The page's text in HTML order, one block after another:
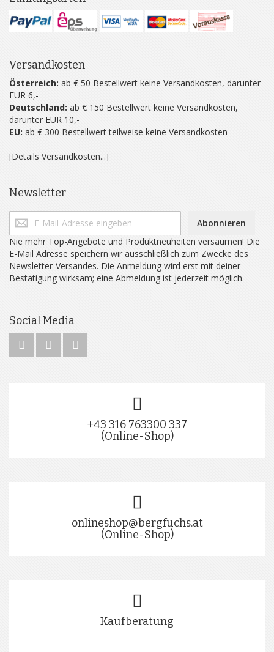
Versandkosten
Österreich: ab € 50 Bestellwert keine Versandkosten, darunter
EUR 6,-
Deutschland: ab € 150 Bestellwert keine Versandkosten,
darunter EUR 10,-
EU: ab € 300 Bestellwert teilweise keine Versandkosten
[Details Versandkosten...]
Newsletter
Abonnieren
Nie mehr Top-Angebote und Produktneuheiten versäumen! Die
E-Mail Adresse speichern wir ausschließlich zum Zwecke des
Newsletter-Versandes. Die Anmeldung wird erst mit deiner
Bestätigung wirksam; eine Abmeldung ist jederzeit möglich.
Social Media
+43 316 763300 337
(Online-Shop)
onlineshop@bergfuchs.at
(Online-Shop)
Kaufberatung